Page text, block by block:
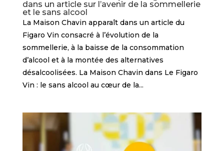
dans un article sur l’avenir de la sommellerie
et le sans alcool
La Maison Chavin apparaît dans un article du
Figaro Vin consacré à l’évolution de la
sommellerie, à la baisse de la consommation
d’alcool et à la montée des alternatives
désalcoolisées. La Maison Chavin dans Le Figaro
Vin : le sans alcool au cœur de la...